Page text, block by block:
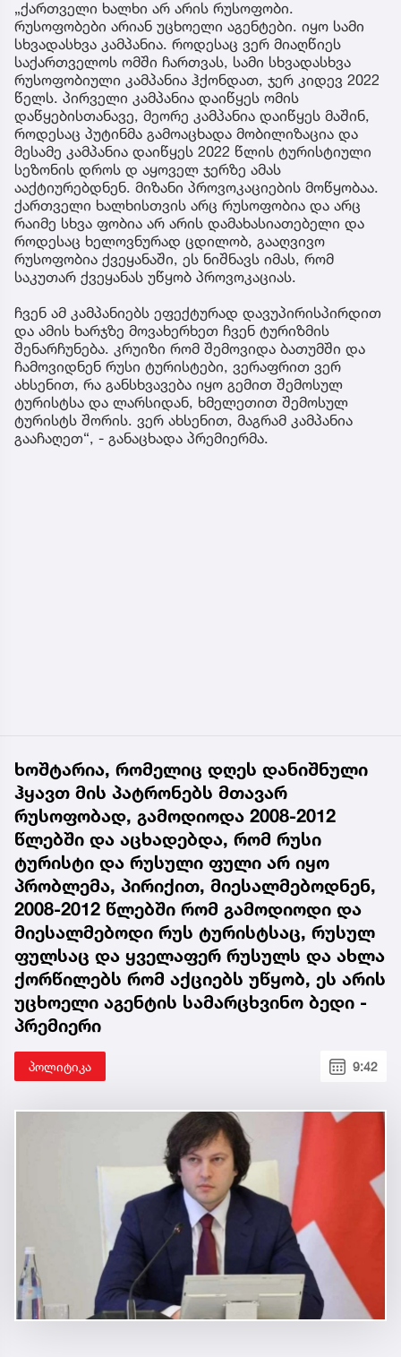
„ქართველი ხალხი არ არის რუსოფობი.
რუსოფობები არიან უცხოელი აგენტები. იყო სამი
სხვადასხვა კამპანია. როდესაც ვერ მიაღწიეს
საქართველოს ომში ჩართვას, სამი სხვადასხვა
რუსოფობიული კამპანია ჰქონდათ, ჯერ კიდევ 2022
წელს. პირველი კამპანია დაიწყეს ომის
დაწყებისთანავე, მეორე კამპანია დაიწყეს მაშინ,
როდესაც პუტინმა გამოაცხადა მობილიზაცია და
მესამე კამპანია დაიწყეს 2022 წლის ტურისტიული
სეზონის დროს დ აყოველ ჯერზე ამას
ააქტიურებდნენ. მიზანი პროვოკაციების მოწყობაა.
ქართველი ხალხისთვის არც რუსოფობია და არც
რაიმე სხვა ფობია არ არის დამახასიათებელი და
როდესაც ხელოვნურად ცდილობ, გააღვივო
რუსოფობია ქვეყანაში, ეს ნიშნავს იმას, რომ
საკუთარ ქვეყანას უწყობ პროვოკაციას.
ჩვენ ამ კამპანიებს ეფექტურად დავუპირისპირდით
და ამის ხარჯზე მოვახერხეთ ჩვენ ტურიზმის
შენარჩუნება. კრუიზი რომ შემოვიდა ბათუმში და
ჩამოვიდნენ რუსი ტურისტები, ვერაფრით ვერ
ახსენით, რა განსხვავება იყო გემით შემოსულ
ტურისტსა და ლარსიდან, ხმელეთით შემოსულ
ტურისტს შორის. ვერ ახსენით, მაგრამ კამპანია
გააჩაღეთ“, - განაცხადა პრემიერმა.
ხოშტარია, რომელიც დღეს დანიშნული
ჰყავთ მის პატრონებს მთავარ
რუსოფობად, გამოდიოდა 2008-2012
წლებში და აცხადებდა, რომ რუსი
ტურისტი და რუსული ფული არ იყო
პრობლემა, პირიქით, მიესალმებოდნენ,
2008-2012 წლებში რომ გამოდიოდი და
მიესალმებოდი რუს ტურისტსაც, რუსულ
ფულსაც და ყველაფერ რუსულს და ახლა
ქორწილებს რომ აქციებს უწყობ, ეს არის
უცხოელი აგენტის სამარცხვინო ბედი -
პრემიერი
პოლიტიკა 9:42